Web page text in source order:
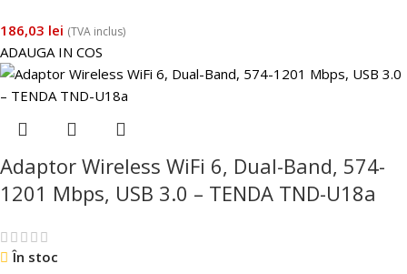
186,03 lei (TVA inclus)
ADAUGA IN COS
Adaptor Wireless WiFi 6, Dual-Band, 574-
1201 Mbps, USB 3.0 – TENDA TND-U18a
În stoc